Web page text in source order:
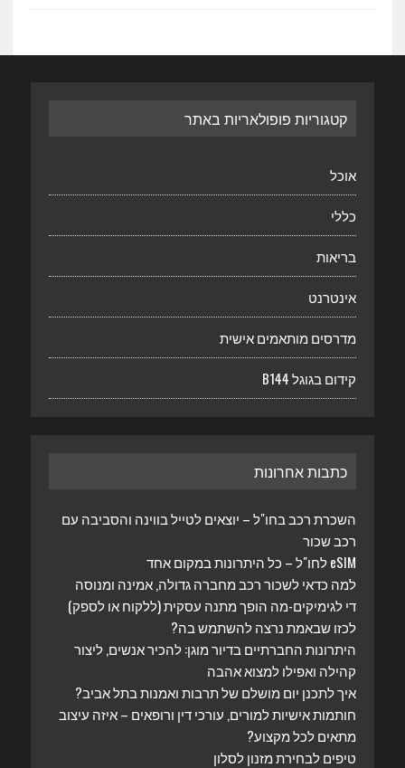
קטגוריות פופולאריות באתר
אוכל
כללי
בריאות
אינטרנט
מדרסים מותאמים אישית
קידום בגוגל B144
כתבות אחרונות
השכרת רכב בחו"ל – יוצאים לטייל בווינה והסביבה עם
רכב שכור
eSIM לחו"ל – כל היתרונות במקום אחד
למה כדאי לשכור רכב מחברה גדולה, אמינה ומנוסה
די לגימיקים-מה הופך מתנה עסקית (ללקוח או לספק)
לכזו שבאמת נרצה להשתמש בה?
היתרונות החברתיים בדיור מוגן: להכיר אנשים, ליצור
קהילה ואפילו למצוא אהבה
איך לתכנן יום מושלם של תרבות ואמנות בתל אביב?
חותמות אישיות למורים, עורכי דין ורופאים – איזה עיצוב
מתאים לכל מקצוע?
טיפים לבחירת מזנון לסלון